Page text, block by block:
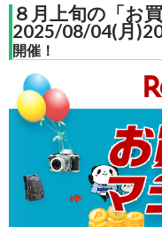
８月上旬の「お
2025/08/04(月
開催！